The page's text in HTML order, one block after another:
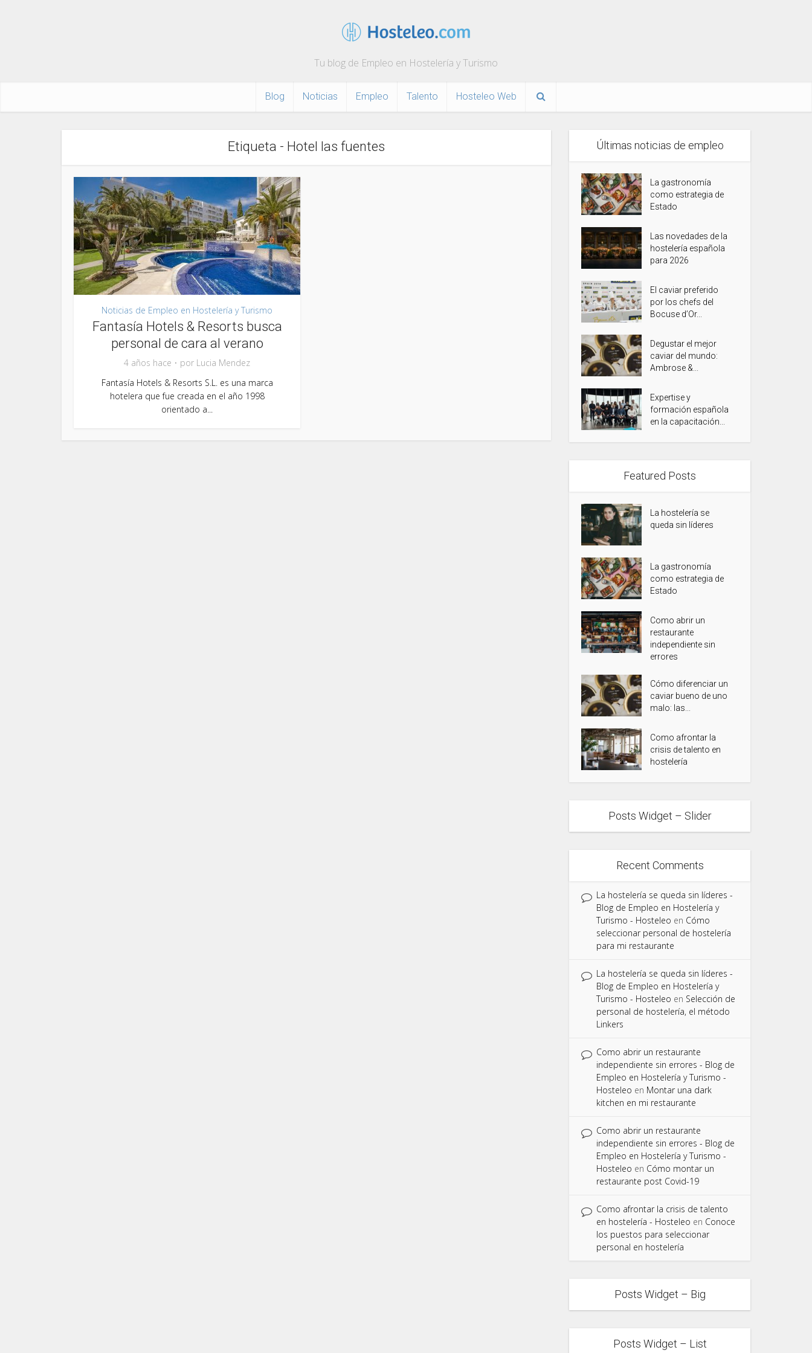
Tu blog de Empleo en Hostelería y Turismo
Blog Noticias Empleo Talento Hosteleo Web
Etiqueta - Hotel las fuentes
Noticias de Empleo en Hostelería y Turismo
Fantasía Hotels & Resorts busca
personal de cara al verano
4 años hace por Lucia Mendez
Fantasía Hotels & Resorts S.L. es una marca
hotelera que fue creada en el año 1998
orientado a...
Últimas noticias de empleo
La gastronomía
como estrategia de
Estado
Las novedades de la
hostelería española
para 2026
El caviar preferido
por los chefs del
Bocuse d’Or...
Degustar el mejor
caviar del mundo:
Ambrose &...
Expertise y
formación española
en la capacitación...
Featured Posts
La hostelería se
queda sin líderes
La gastronomía
como estrategia de
Estado
Como abrir un
restaurante
independiente sin
errores
Cómo diferenciar un
caviar bueno de uno
malo: las...
Como afrontar la
crisis de talento en
hostelería
Posts Widget – Slider
Recent Comments
La hostelería se queda sin líderes -
Blog de Empleo en Hostelería y
Turismo - Hosteleo en Cómo
seleccionar personal de hostelería
para mi restaurante
La hostelería se queda sin líderes -
Blog de Empleo en Hostelería y
Turismo - Hosteleo en Selección de
personal de hostelería, el método
Linkers
Como abrir un restaurante
independiente sin errores - Blog de
Empleo en Hostelería y Turismo -
Hosteleo en Montar una dark
kitchen en mi restaurante
Como abrir un restaurante
independiente sin errores - Blog de
Empleo en Hostelería y Turismo -
Hosteleo en Cómo montar un
restaurante post Covid-19
Como afrontar la crisis de talento
en hostelería - Hosteleo en Conoce
los puestos para seleccionar
personal en hostelería
Posts Widget – Big
Posts Widget – List